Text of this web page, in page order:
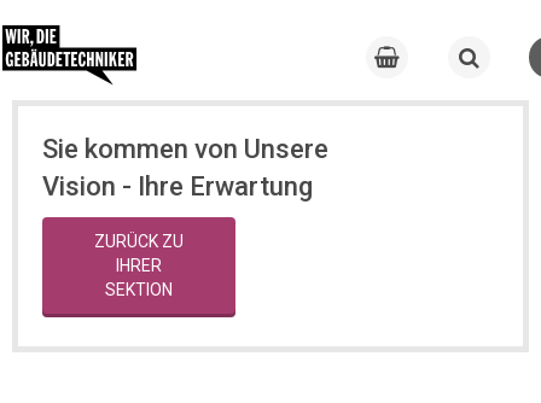
Sie kommen von Unsere
Vision - Ihre Erwartung
ZURÜCK ZU
IHRER
SEKTION